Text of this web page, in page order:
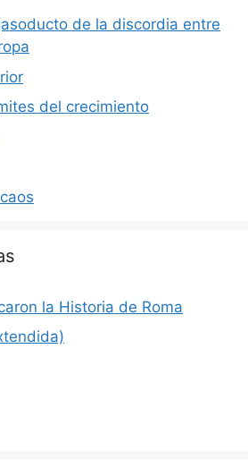
de la discordia entre
del crecimiento
la Historia de Roma